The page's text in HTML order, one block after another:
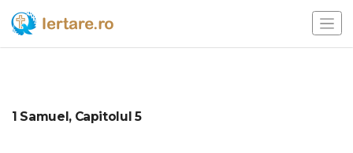
1 Samuel, Capitolul 5